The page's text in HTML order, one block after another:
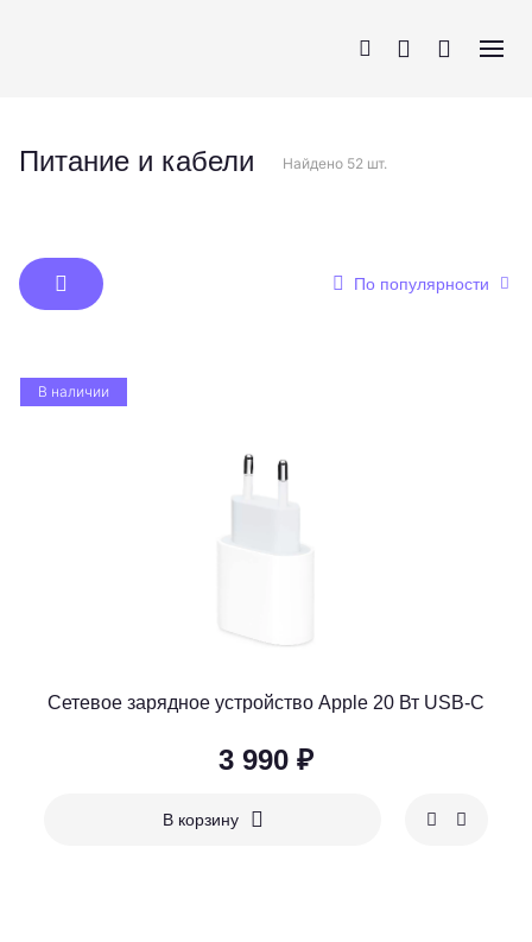
Питание и кабели Найдено 52 шт.
По популярности
В наличии
Сетевое зарядное устройство Apple 20 Вт USB-C
3 990 ₽
В корзину